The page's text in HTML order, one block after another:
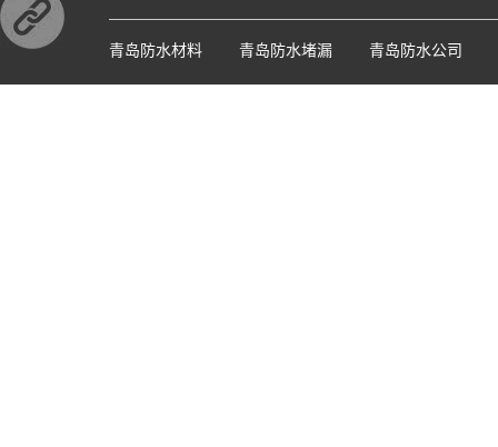
青岛防水材料 青岛防水堵漏 青岛防水公司